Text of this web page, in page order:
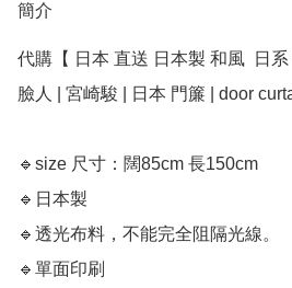
簡介
代購【 日本 直送 日本製 和風  日
臉人 | 宮崎駿 | 日本 門簾 | door
🔹size 尺寸：闊85cm 長150cm
🔹日本製
🔹透光布料，不能完全阻隔光線。
🔹單面印刷